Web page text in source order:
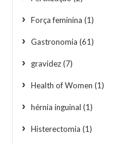
Força feminina (1)
Gastronomia (61)
gravidez(7)
Health of Women (1)
hérnia inguinal (1)
Histerectomia (1)